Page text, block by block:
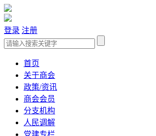
登录 注册
首页
关于商会
政策/资讯
商会会员
分支机构
人民调解
党建专栏